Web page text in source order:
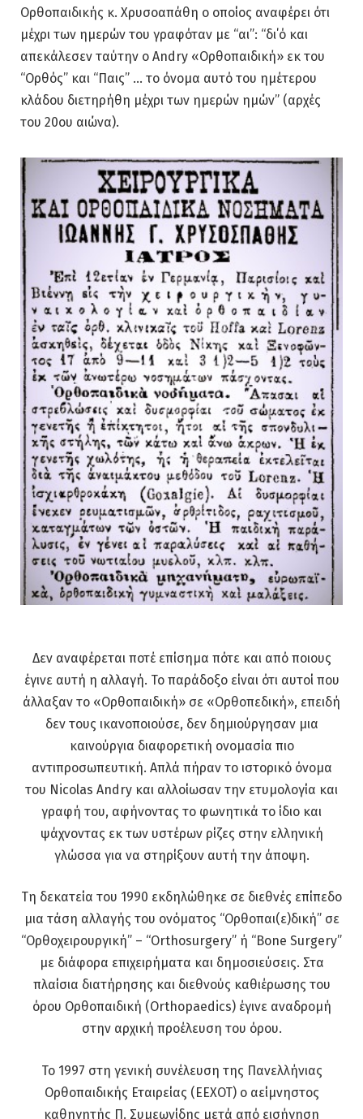
Ορθοπαιδικής κ. Χρυσοαπάθη ο οποίος αναφέρει ότι
μέχρι των ημερών του γραφόταν με “αι”: “δι΄ό και
απεκάλεσεν ταύτην ο Andry «Ορθοπαιδική» εκ του
“Ορθός” και “Παις” … το όνοµα αυτό του ηµέτερου
κλάδου διετηρήθη µέχρι των ηµερών ηµών” (αρχές
του 20ου αιώνα).
Δεν αναφέρεται ποτέ επίσημα πότε και από ποιους
έγινε αυτή η αλλαγή. Το παράδοξο είναι ότι αυτοί που
άλλαξαν το «Ορθοπαιδική» σε «Ορθοπεδική», επειδή
δεν τους ικανοποιούσε, δεν δημιούργησαν μια
καινούργια διαφορετική ονομασία πιο
αντιπροσωπευτική. Απλά πήραν το ιστορικό όνομα
του Nicolas Andry και αλλοίωσαν την ετυμολογία και
γραφή του, αφήνοντας το φωνητικά το ίδιο και
ψάχνοντας εκ των υστέρων ρίζες στην ελληνική
γλώσσα για να στηρίξουν αυτή την άποψη.
Τη δεκατεία του 1990 εκδηλώθηκε σε διεθνές επίπεδο
μια τάση αλλαγής του ονόματος “Ορθοπαι(ε)δική” σε
“Ορθοχειρουργική” – “Orthosurgery” ή “Bone Surgery”
με διάφορα επιχειρήματα και δημοσιεύσεις. Στα
πλαίσια διατήρησης και διεθνούς καθιέρωσης του
όρου Ορθοπαιδική (Orthopaedics) έγινε αναδρομή
στην αρχική προέλευση του όρου.
Το 1997 στη γενική συνέλευση της Πανελλήνιας
Ορθοπαιδικής Εταιρείας (ΕΕΧΟΤ) ο αείμνηστος
καθηγητής Π. Συμεωνίδης μετά από εισήγηση